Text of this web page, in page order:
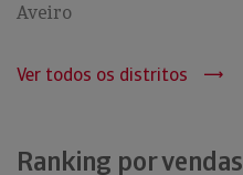
Aveiro
Ver todos os distritos
Ranking por vendas